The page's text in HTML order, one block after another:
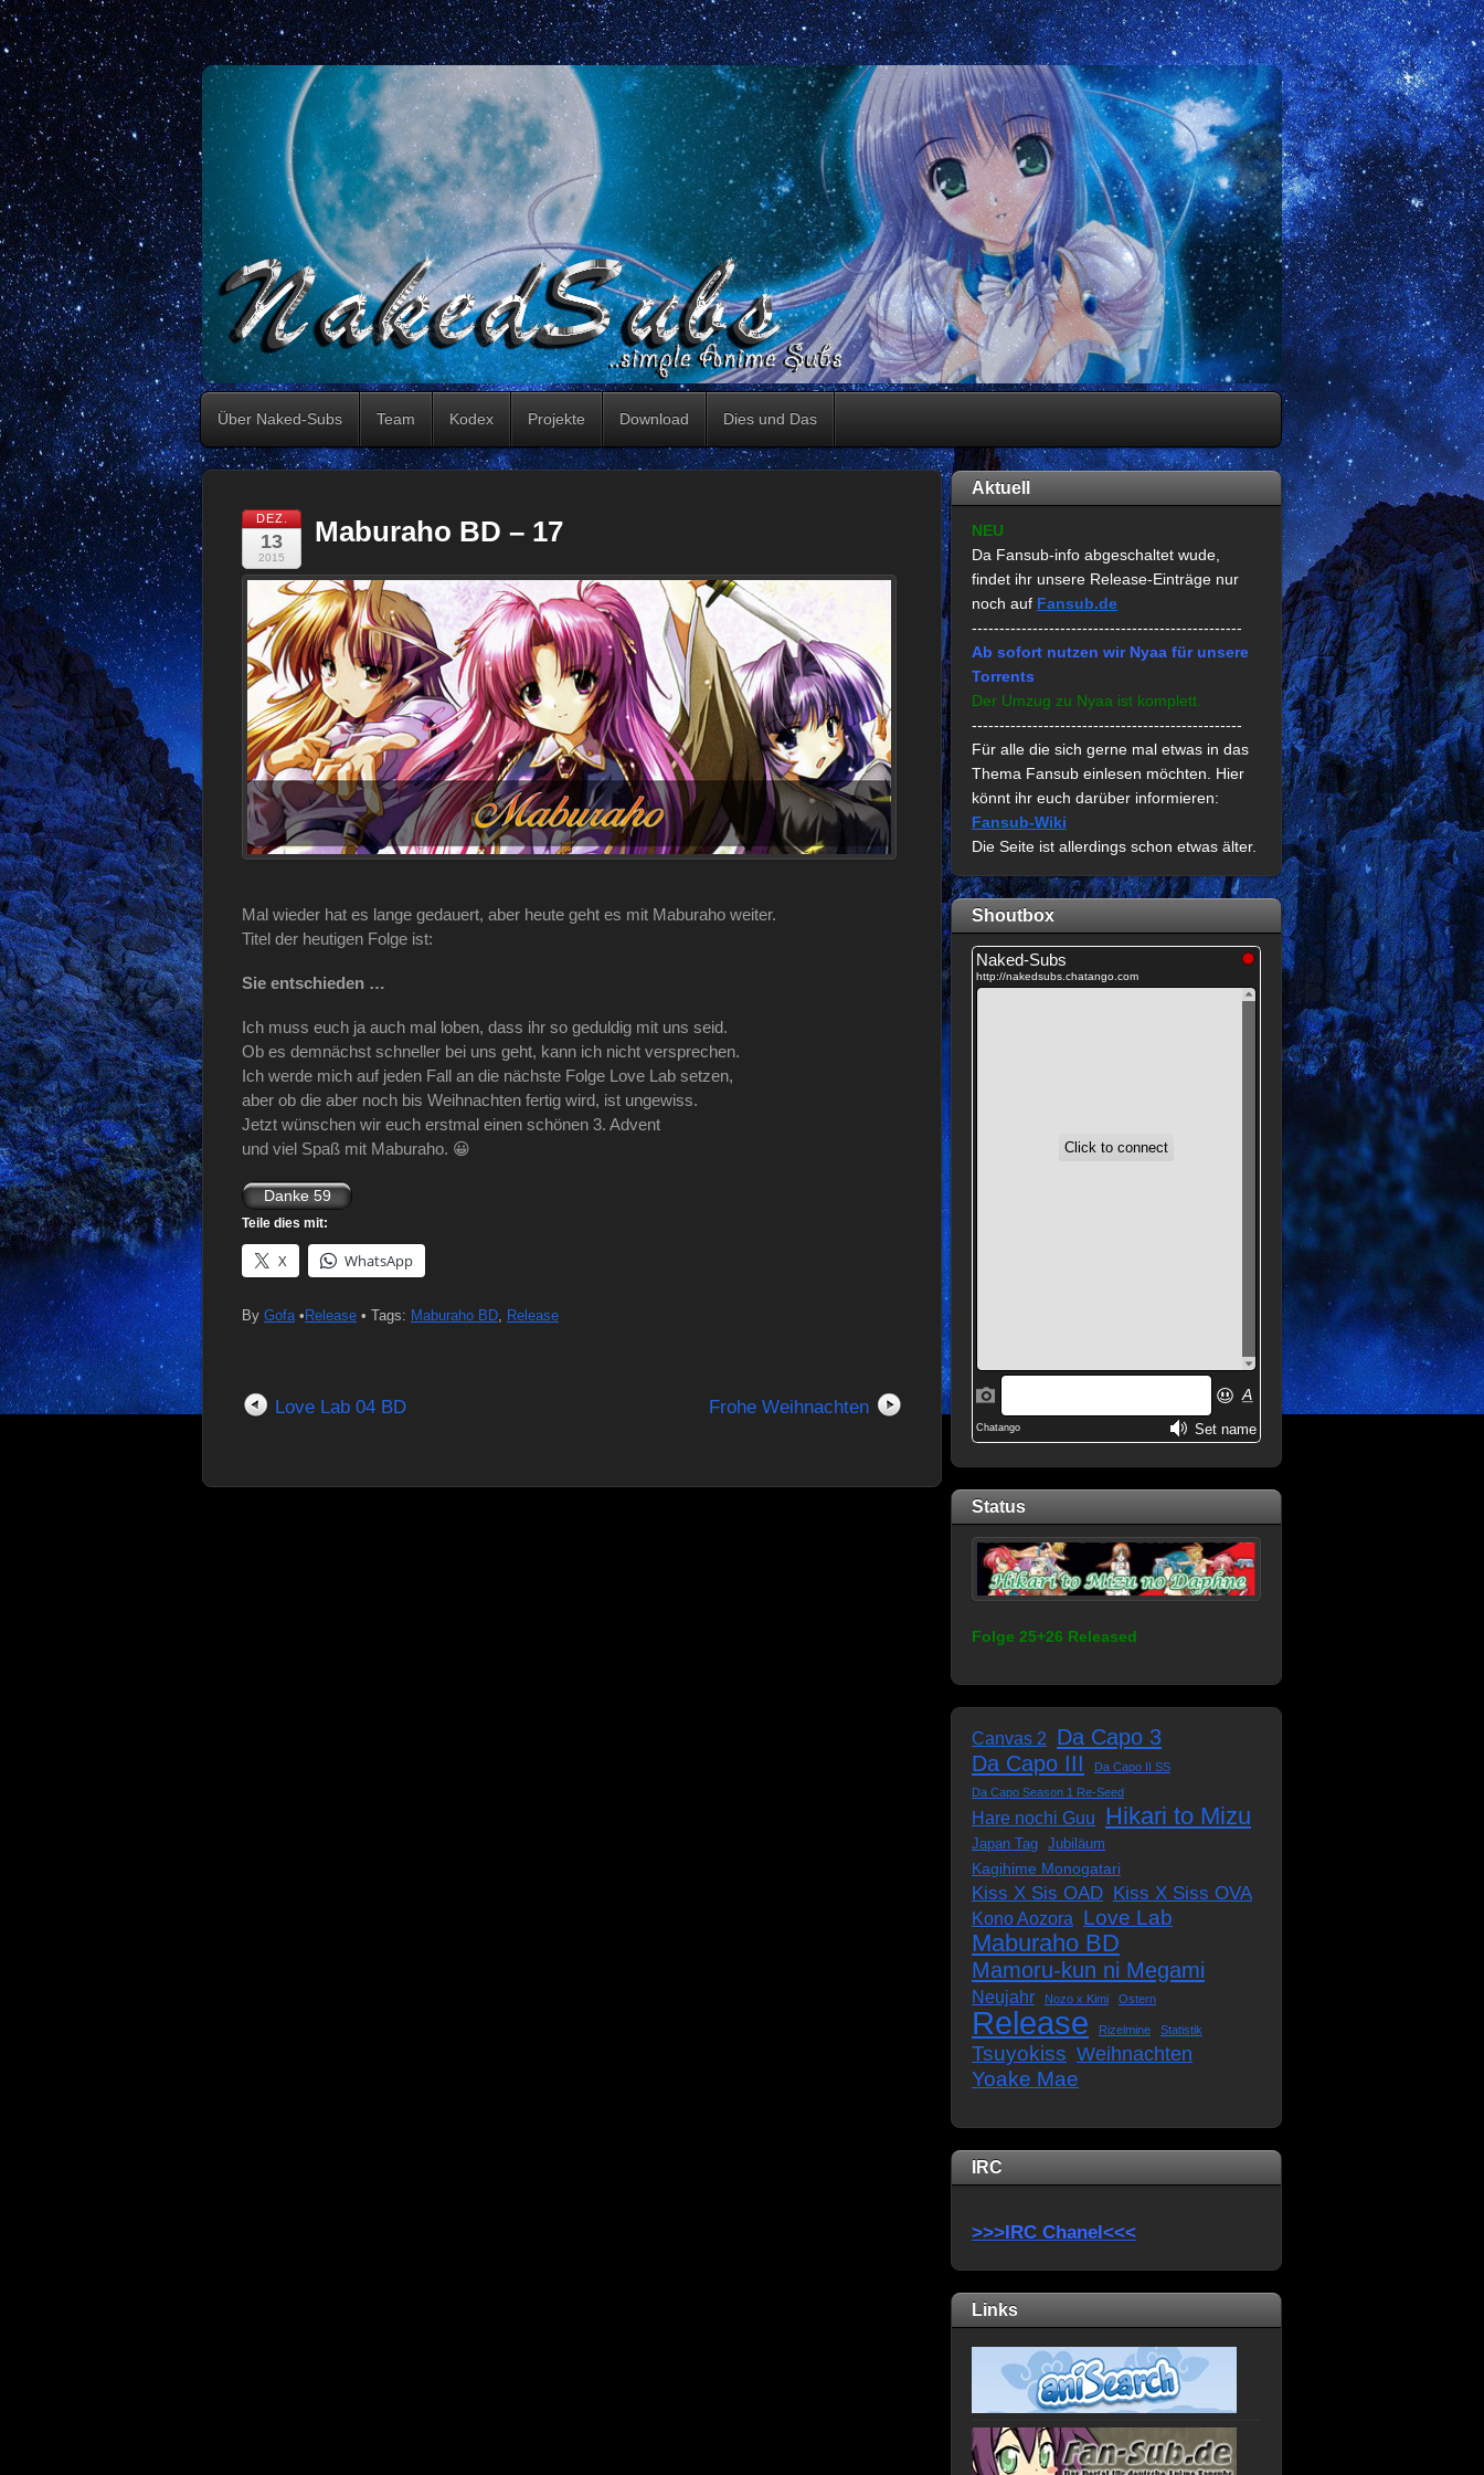
Über Naked-Subs Team Kodex Projekte Download Dies und Das
DEZ.
13
2015
Maburaho BD – 17
Mal wieder hat es lange gedauert, aber heute geht es mit Maburaho weiter.
Titel der heutigen Folge ist:
Sie entschieden …
Ich muss euch ja auch mal loben, dass ihr so geduldig mit uns seid.
Ob es demnächst schneller bei uns geht, kann ich nicht versprechen.
Ich werde mich auf jeden Fall an die nächste Folge Love Lab setzen,
aber ob die aber noch bis Weihnachten fertig wird, ist ungewiss.
Jetzt wünschen wir euch erstmal einen schönen 3. Advent
und viel Spaß mit Maburaho. 😀
Teile dies mit:
X WhatsApp
By Gofa • Release • Tags: Maburaho BD Release
Love Lab 04 BD Frohe Weihnachten
Aktuell
NEU
Da Fansub-info abgeschaltet wude,
findet ihr unsere Release-Einträge nur
noch auf Fansub.de
-------------------------------------------------
Ab sofort nutzen wir Nyaa für unsere
Torrents
Der Umzug zu Nyaa ist komplett.
-------------------------------------------------
Für alle die sich gerne mal etwas in das
Thema Fansub einlesen möchten. Hier
könnt ihr euch darüber informieren:
Fansub-Wiki
Die Seite ist allerdings schon etwas älter.
Shoutbox
Status
Folge 25+26 Released
Canvas 2
Da Capo 3
Da Capo III
Da Capo II SS
Da Capo Season 1 Re-Seed
Hare nochi Guu Hikari to Mizu
Japan Tag Jubiläum
Kagihime Monogatari
Kiss X Sis OAD Kiss X Siss OVA
Kono Aozora Love Lab
Maburaho BD
Mamoru-kun ni Megami
Neujahr Nozo x Kimi Ostern
Release Rizelmine Statistik
Tsuyokiss Weihnachten
Yoake Mae
IRC
>>>IRC Chanel<<<
Links